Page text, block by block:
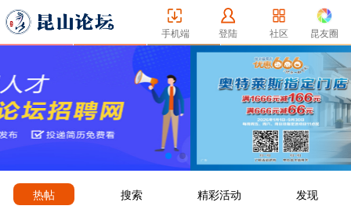
手机端 登陆 社区 昆友圈
热帖 搜索 精彩活动 发现